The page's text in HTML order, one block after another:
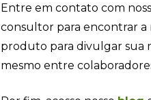
Entre em contato com
consultor para encontrar a
produto para divulgar sua
mesmo entre